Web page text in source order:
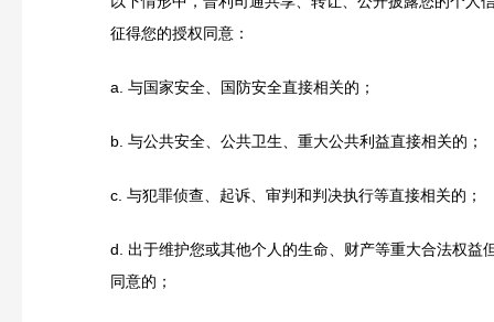
征得您的授权同意：
a. 与国家安全、国防安全直接相关的；
b. 与公共安全、公共卫生、重大公共利益直接相关的；
c. 与犯罪侦查、起诉、审判和判决执行等直接相关的；
d. 出于维护您或其他个人的生命、财产等重大合法权益
同意的；